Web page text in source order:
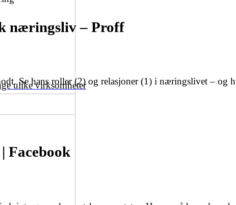
ulike virksomheter
næringsliv – Proff
Se hans roller (2) og relasjoner (1) i næringslivet – og
Facebook